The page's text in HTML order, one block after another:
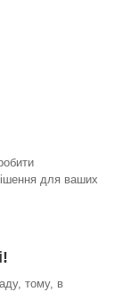
для ваших
тому, в